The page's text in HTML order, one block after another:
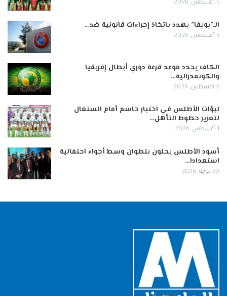
5 أغسطس, 2026
الـ”يويفا” يهدد باتخاذ إجراءات قانونية ضد…
3 أغسطس, 2026
الكاف يحدد موعد قرعة دوري أبطال إفريقيا
والكونفدرالية…
2 أغسطس, 2026
لبؤات الأطلس في اختبار حاسم أمام السنغال
لتعزيز حظوظ التأهل…
1 أغسطس, 2026
أسود الأطلس يحلون بتطوان وسط أجواء احتفالية
استعدادا…
30 يوليو, 2026